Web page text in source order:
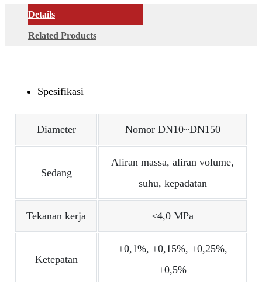
Details
Related Products
Spesifikasi
Diameter Nomor DN10~DN150
Sedang
Aliran massa, aliran volume,
suhu, kepadatan
Tekanan kerja ≤4,0 MPa
Ketepatan
±0,1%, ±0,15%, ±0,25%,
±0,5%